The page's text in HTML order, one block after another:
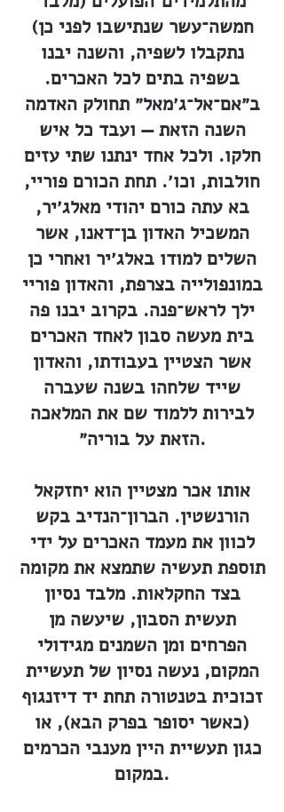
חמשה־עשר שנתישבו לפני כן)
נתקבלו לשפיה, והשנה יבנו
בשפיה בתים לכל האכרים.
ב״אם־אל־ג׳מאל״ תחולק האדמה
השנה הזאת — ועבד כל איש
חלקו. ולכל אחד ינתנו שתי עזים
חולבות, וכו׳. תחת הכורם פוריי,
בא עתה כורם יהודי מאלג׳יר,
המשכיל האדון בן־דאנו, אשר
השלים למודו באלג׳יר ואחרי כן
במונפולייה בצרפת, והאדון פוריי
ילך לראש־פנה. בקרוב יבנו פה
בית מעשה סבון לאחד האכרים
אשר הצטיין בעבודתו, והאדון
שייד שלחהו בשנה שעברה
לבירות ללמוד שם את המלאכה
הזאת על בוריה״.
אותו אכר מצטיין הוא יחזקאל
הורנשטין. הברון־הנדיב בקש
לכוון את מעמד האכרים על ידי
תוספת תעשיה שתמצא את מקומה
בצד החקלאות. מלבד נסיון
תעשית הסבון, שיעשה מן
הפרחים ומן השמנים מגידולי
המקום, נעשה נסיון של תעשיית
זכוכית בטנטורה תחת יד דיזנגוף
(כאשר יסופר בפרק הבא), או
כגון תעשיית היין מענבי הכרמים
במקום.